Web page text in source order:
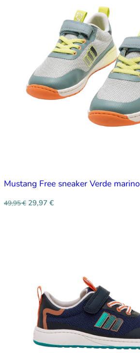
Mustang Free sneaker Verde marino
49,95€ 29,97 €